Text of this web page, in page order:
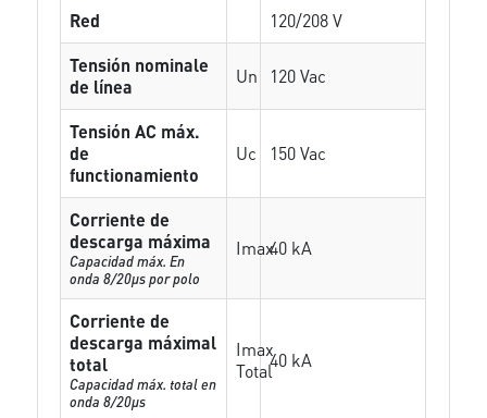
Red
120/208 V
Tensión nominale
de línea
Un 120 Vac
Tensión AC máx.
de
functionamiento
Uc 150 Vac
Corriente de
descarga máxima
Capacidad máx. En
onda 8/20µs por polo
Imax40 kA
Corriente de
descarga máximal
total
Capacidad máx. total en
onda 8/20µs
Imax
Total40 kA